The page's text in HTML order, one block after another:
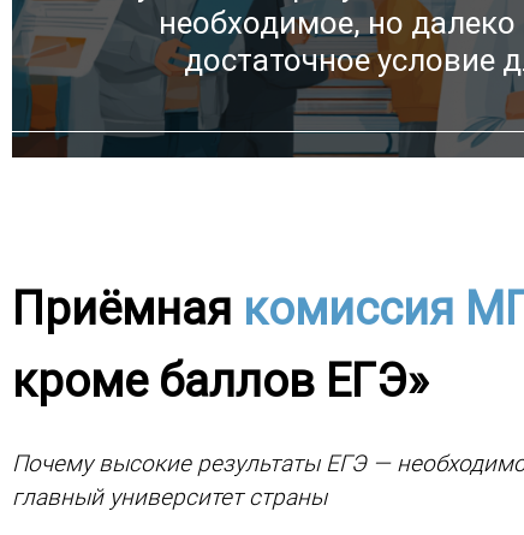
необходимое, но далеко
достаточное условие
Приёмная комиссия
кроме баллов ЕГЭ»
Почему высокие результаты ЕГЭ —
главный университет страны